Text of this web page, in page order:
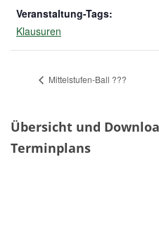
Veranstaltung-Tags:
Klausuren
Mittelstufen-Ball ???
Übersicht und
Terminplans